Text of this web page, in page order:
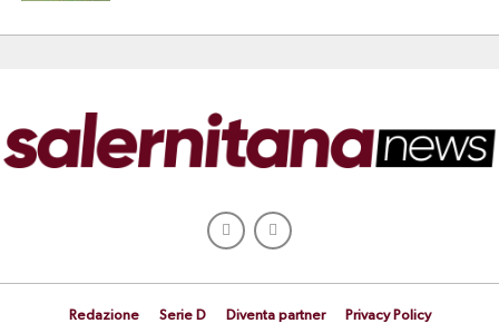
Redazione Serie D Diventa partner
Privacy Policy